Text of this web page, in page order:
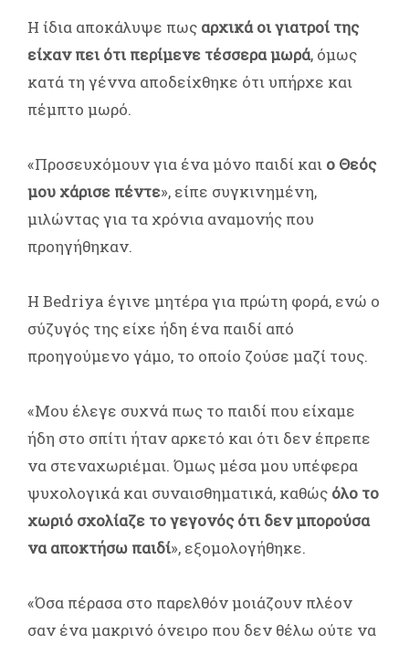
Η ίδια αποκάλυψε πως αρχικά οι γιατροί της
είχαν πει ότι περίμενε τέσσερα μωρά, όμως
κατά τη γέννα αποδείχθηκε ότι υπήρχε και
πέμπτο μωρό.
«Προσευχόμουν για ένα μόνο παιδί και ο Θεός
μου χάρισε πέντε», είπε συγκινημένη,
μιλώντας για τα χρόνια αναμονής που
προηγήθηκαν.
Η Bedriya έγινε μητέρα για πρώτη φορά, ενώ ο
σύζυγός της είχε ήδη ένα παιδί από
προηγούμενο γάμο, το οποίο ζούσε μαζί τους.
«Μου έλεγε συχνά πως το παιδί που είχαμε
ήδη στο σπίτι ήταν αρκετό και ότι δεν έπρεπε
να στεναχωριέμαι. Όμως μέσα μου υπέφερα
ψυχολογικά και συναισθηματικά, καθώς όλο το
χωριό σχολίαζε το γεγονός ότι δεν μπορούσα
να αποκτήσω παιδί», εξομολογήθηκε.
«Όσα πέρασα στο παρελθόν μοιάζουν πλέον
σαν ένα μακρινό όνειρο που δεν θέλω ούτε να